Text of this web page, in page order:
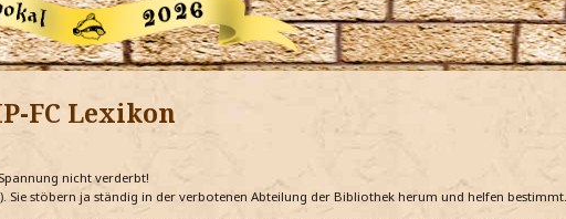
FC Lexikon
nicht verderbt!
stöbern ja ständig in der verbotenen Abteilung der Bibliothek herum und helfen bestimmt.